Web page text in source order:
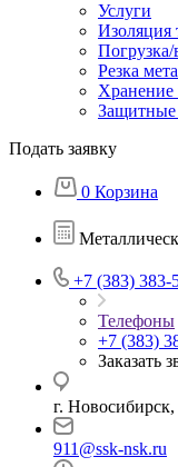
Услуги
Изоляция
Погрузка/
Резка
Хранение
Подать заявку
0 Корзина
+7 (383) 383-
Телефоны
+7 (383)
Заказать
г.
911@ssk-nsk.ru